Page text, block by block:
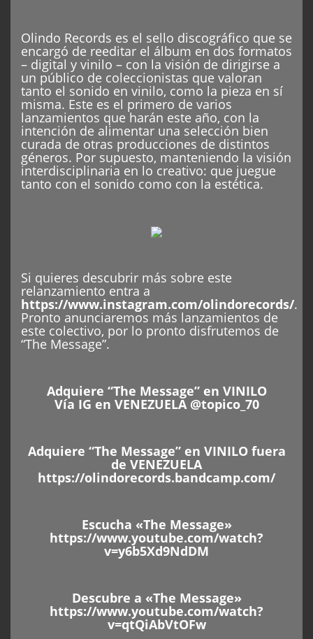
Olindo Records es el sello discográfico que se
encargó de reeditar el álbum en dos formatos
– digital y vinilo – con la visión de dirigirse a
un público de coleccionistas que valoran
tanto el sonido en vinilo, como la pieza en sí
misma. Este es el primero de varios
lanzamientos que harán este año, con la
intención de alimentar una selección bien
curada de otras producciones de distintos
géneros. Por supuesto, manteniendo la visión
interdisciplinaria en lo creativo: que juegue
tanto con el sonido como con la estética.
Si quieres descubrir más sobre este
relanzamiento entra a
https://www.instagram.com/olindorecords/.
Pronto anunciaremos más lanzamientos de
este colectivo, por lo pronto disfrutemos de
“The Message”.
Adquiere “The Message” en VINILO
Vía IG en VENEZUELA @topico_70
Adquiere “The Message” en VINILO fuera
de VENEZUELA
https://olindorecords.bandcamp.com/
Escucha «The Message»
https://www.youtube.com/watch?
v=y6b5Xd9NdDM
Descubre a «The Message»
https://www.youtube.com/watch?
v=qtQiAbVtOFw